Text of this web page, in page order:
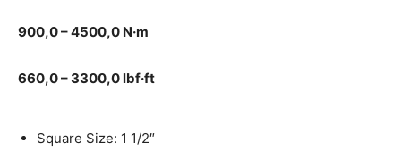
900,0 – 4500,0 N·m
660,0 – 3300,0 lbf·ft
Square Size: 1 1/2″